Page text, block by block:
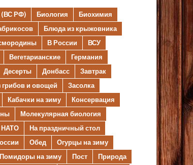
РФ) Биология
Биохимия
Блюда из крыжовника
В России
ВСУ
Вегетарианские
Германия
Десерты Донбасс
Завтрак
грибов и овощей
Засолка
Кабачки на зиму
Консервация
Молекулярная биология
НАТО
На праздничный стол
Обед
Огурцы на зиму
Помидоры на зиму Пост Природа